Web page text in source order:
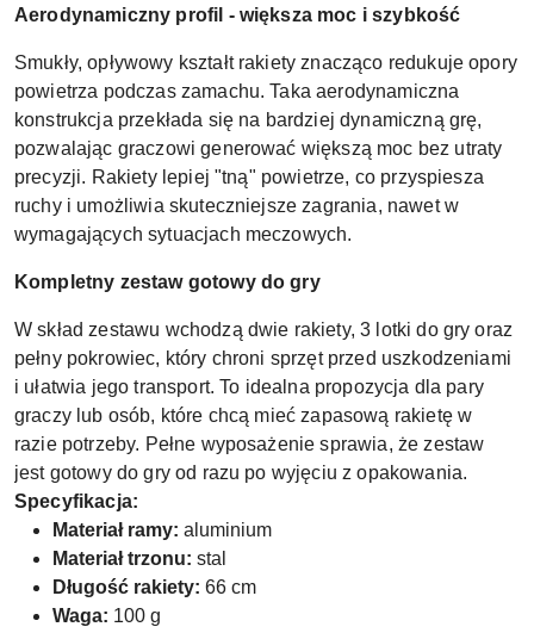
Aerodynamiczny profil - większa moc i szybkość
Smukły, opływowy kształt rakiety znacząco redukuje opory
powietrza podczas zamachu. Taka aerodynamiczna
konstrukcja przekłada się na bardziej dynamiczną grę,
pozwalając graczowi generować większą moc bez utraty
precyzji. Rakiety lepiej "tną" powietrze, co przyspiesza
ruchy i umożliwia skuteczniejsze zagrania, nawet w
wymagających sytuacjach meczowych.
Kompletny zestaw gotowy do gry
W skład zestawu wchodzą dwie rakiety, 3 lotki do gry oraz
pełny pokrowiec, który chroni sprzęt przed uszkodzeniami
i ułatwia jego transport. To idealna propozycja dla pary
graczy lub osób, które chcą mieć zapasową rakietę w
razie potrzeby. Pełne wyposażenie sprawia, że zestaw
jest gotowy do gry od razu po wyjęciu z opakowania.
Specyfikacja:
Materiał ramy: aluminium
Materiał trzonu: stal
Długość rakiety: 66 cm
Waga: 100 g